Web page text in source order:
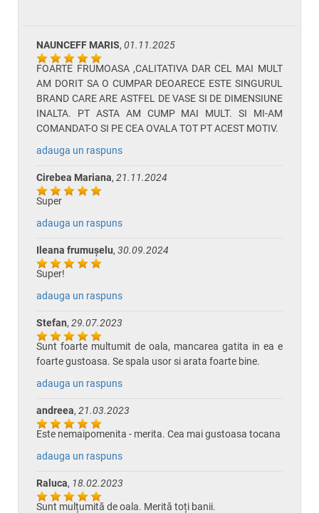
NAUNCEFF MARIS,01.11.2025
FOARTE FRUMOASA ,CALITATIVA DAR CEL MAI MULT
AM DORIT SA O CUMPAR DEOARECE ESTE SINGURUL
BRAND CARE ARE ASTFEL DE VASE SI DE DIMENSIUNE
INALTA. PT ASTA AM CUMP MAI MULT. SI MI-AM
COMANDAT-O SI PE CEA OVALA TOT PT ACEST MOTIV.
adauga un raspuns
Cirebea Mariana,21.11.2024
Super
adauga un raspuns
Ileana frumușelu,30.09.2024
Super!
adauga un raspuns
Stefan,29.07.2023
Sunt foarte multumit de oala, mancarea gatita in ea e
foarte gustoasa. Se spala usor si arata foarte bine.
adauga un raspuns
andreea,21.03.2023
Este nemaipomenita - merita. Cea mai gustoasa tocana
adauga un raspuns
Raluca, 18.02.2023
Sunt mulțumită de oala. Merită toți banii.